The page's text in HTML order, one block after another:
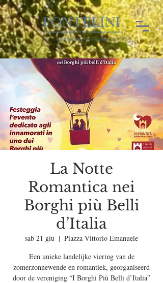
La Notte
Romantica nei
Borghi più Belli
d’Italia
sab 21 giu
  |
Piazza Vittorio Emanuele
Een unieke landelijke viering van de
zomerzonnewende en romantiek, georganiseerd
door de vereniging “I Borghi Più Belli d’Italia”